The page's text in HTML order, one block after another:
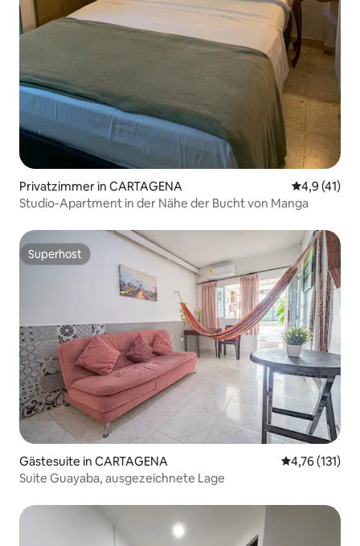
Privatzimmer in CARTAGENA
4,9 (41)
Studio-Apartment in der Nähe der Bucht von Manga
Superhost
Superhost
Gästesuite in CARTAGENA
4,76 (131)
Suite Guayaba, ausgezeichnete Lage